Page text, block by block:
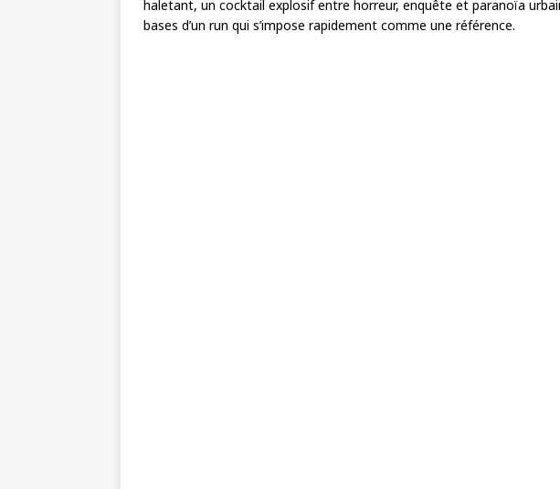
haletant, un cocktail explosif entre horreur, enquête et paranoïa
bases d’un run qui s’impose rapidement comme une référence.